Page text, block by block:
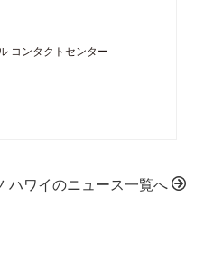
コンタクトセンター
ハワイのニュース一覧へ